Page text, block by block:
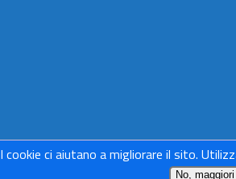
I cookie ci aiutano a migliorare il sito.
No,